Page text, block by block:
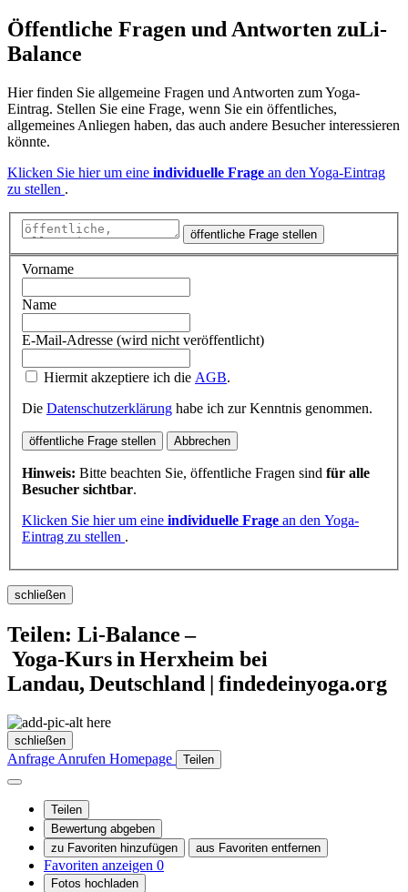
Öffentliche Fragen und Antworten zuLi-
Balance
Hier finden Sie allgemeine Fragen und Antworten zum Yoga-
Eintrag. Stellen Sie eine Frage, wenn Sie ein öffentliches,
allgemeines Anliegen haben, das auch andere Besucher interessieren
könnte.
Klicken Sie hier um eine individuelle Frage an den Yoga-Eintrag
zu stellen .
öffentliche Frage stellen
Vorname
Name
E-Mail-Adresse (wird nicht veröffentlicht)
Hiermit akzeptiere ich die AGB.
Die Datenschutzerklärung habe ich zur Kenntnis genommen.
öffentliche Frage stellen Abbrechen
Hinweis: Bitte beachten Sie, öffentliche Fragen sind für alle
Besucher sichtbar.
Klicken Sie hier um eine individuelle Frage an den Yoga-
Eintrag zu stellen .
schließen
Teilen: Li-Balance –
Yoga‑Kurs in Herxheim bei
Landau, Deutschland | findedeinyoga.org
schließen
Anfrage Anrufen Homepage Teilen
Teilen
Bewertung abgeben
zu Favoriten hinzufügen
aus Favoriten entfernen
Favoriten anzeigen 0
Fotos hochladen